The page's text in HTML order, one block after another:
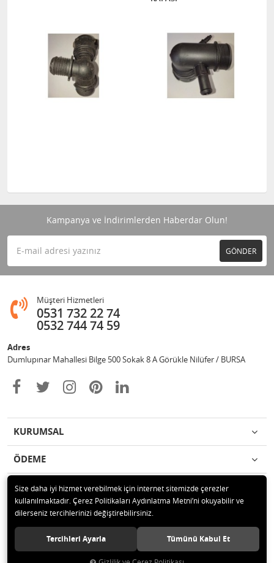
Kampanya ve İndirimlerden Haberdar Olun!
GÖNDER
Müşteri Hizmetleri
0531 732 22 74
0532 744 74 59
Adres
Dumlupınar Mahallesi Bilge 500 Sokak 8 A Görükle Nilüfer / BURSA
KURUMSAL
ÖDEME
İLETİŞİM
© 2020 MAG OTOMOTİV Tüm hakları saklıdır.
Size daha iyi hizmet verebilmek için internet sitemizde çerezler
kullanılmaktadır. Çerez Politikaları Aydınlatma Metni’ni okuyabilir ve
dilerseniz tercihlerinizi değiştirebilirsiniz.
Tercihleri Ayarla Tümünü Kabul Et